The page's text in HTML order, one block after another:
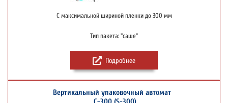
С максимальной шириной пленки до 300 мм
Тип пакета: "саше"
Подробнее
Вертикальный упаковочный автомат